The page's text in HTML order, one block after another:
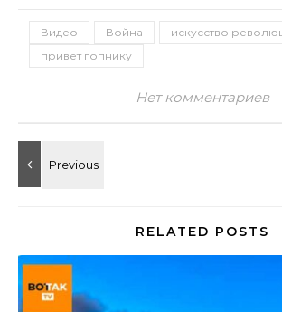
Видео Война
искусство
привет гопнику
Нет комментариев
RELATED POSTS